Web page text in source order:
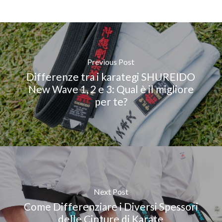
Previous Post
Differenze tra i karategi SHUREIDO
New Wave 1, 2 e 3: Qual è il migliore
per te?
Next Post
Come Differenziare i Diversi Spessori
delle Cinture di Karate